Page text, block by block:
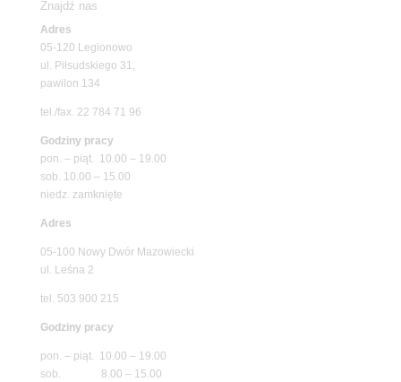
Znajdź nas
Adres
05-120 Legionowo
ul. Piłsudskiego 31,
pawilon 134
tel./fax. 22 784 71 96
Godziny pracy
pon. – piąt. 10.00 – 19.00
sob. 10.00 – 15.00
niedz. zamknięte
Adres
05-100 Nowy Dwór Mazowiecki
ul. Leśna 2
tel. 503 900 215
Godziny pracy
pon. – piąt. 10.00 – 19.00
sob. 8.00 – 15.00